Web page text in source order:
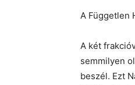
A Független
A két
semmilyen
beszél. Ezt